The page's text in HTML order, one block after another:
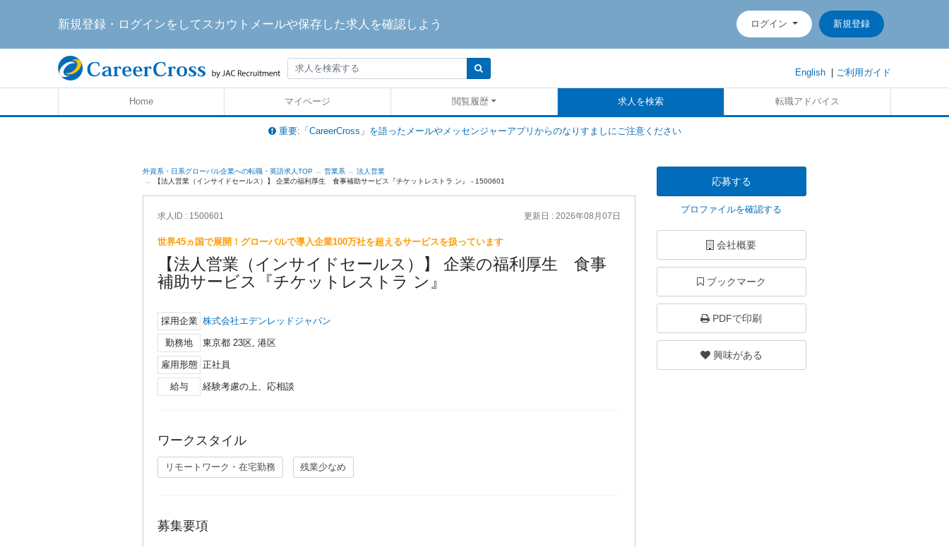
新規登録・ログインをしてスカウトメールや保存した求人を確認しよう ログイン 新規登録
English| ご利用ガイド
Home マイページ 閲覧履歴 求人を検索 転職アドバイス
重要:「CareerCross」を語ったメールやメッセンジャーアプリからのなりすましにご注意ください
外資系・日系グローバル企業への転職・英語求人TOP 営業系
法人営業
【法人営業（インサイドセールス）】 企業の福利厚生 食事補助サービス『チケットレストラ ン』 - 1500601
求人ID : 1500601 更新日 : 2026年08月07日
世界45ヵ国で展開！グローバルで導入企業100万社を超えるサービスを扱っています
【法人営業（インサイドセールス）】 企業の福利厚生 食事
補助サービス『チケットレストラ ン』
採用企業 株式会社エデンレッドジャパン
勤務地 東京都 23区, 港区
雇用形態 正社員
給与 経験考慮の上、応相談
ワークスタイル
リモートワーク・在宅勤務 残業少なめ
募集要項
応募する
プロファイルを確認する
会社概要
ブックマーク
PDFで印刷
興味がある